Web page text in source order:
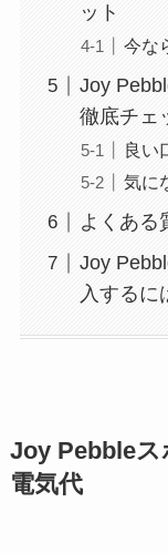
ット
今な
Joy
徹底チェ
良い
気に
よくある
Joy
入するに
Joy Pebbleス
電気代